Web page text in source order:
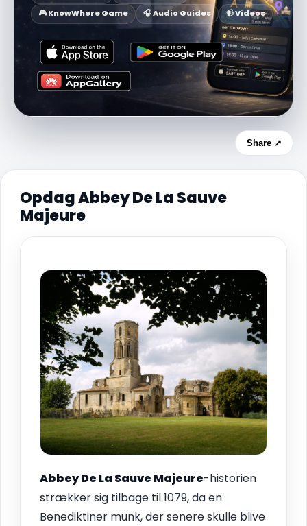
🎮 KnowWhere Game
🎧 Audio Guides 📹 Videos
Share ↗
Opdag Abbey De La Sauve
Majeure
Abbey De La Sauve Majeure-historien
strækker sig tilbage til 1079, da en
Benediktiner munk, der senere skulle blive